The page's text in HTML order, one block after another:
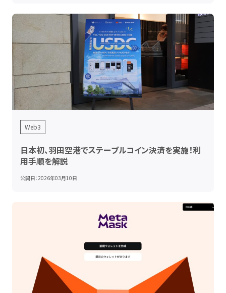
Web3
日本初、羽田空港でステーブルコイン決済を実施！利
用手順を解説
公開日：2026年03月10日